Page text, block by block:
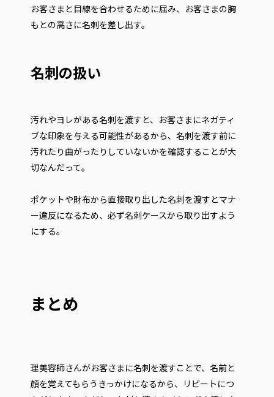
お客さまと目線を合わせるために屈み、お客さまの胸
もとの高さに名刺を差し出す。
名刺の扱い
汚れやヨレがある名刺を渡すと、お客さまにネガティ
ブな印象を与える可能性があるから、名刺を渡す前に
汚れたり曲がったりしていないかを確認することが大
切なんだって。
ポケットや財布から直接取り出した名刺を渡すとマナ
ー違反になるため、必ず名刺ケースから取り出すよう
にする。
まとめ
理美容師さんがお客さまに名刺を渡すことで、名前と
顔を覚えてもらうきっかけになるから、リピートにつ